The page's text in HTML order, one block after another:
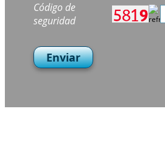
Código de
seguridad
Enviar